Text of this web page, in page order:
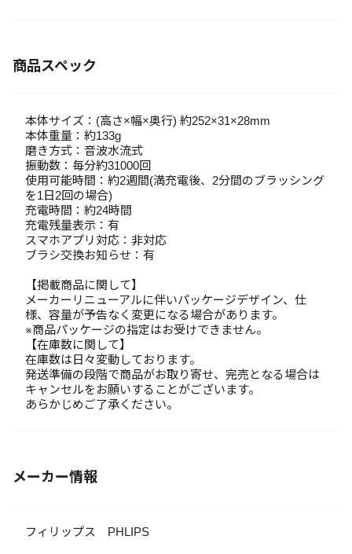
商品スペック
本体サイズ：(高さ×幅×奥行) 約252×31×28mm
本体重量：約133g
磨き方式：音波水流式
振動数：毎分約31000回
使用可能時間：約2週間(満充電後、2分間のブラッシング
を1日2回の場合)
充電時間：約24時間
充電残量表示：有
スマホアプリ対応：非対応
ブラシ交換お知らせ：有
【掲載商品に関して】
メーカーリニューアルに伴いパッケージデザイン、仕
様、容量が予告なく変更になる場合があります。
※商品パッケージの指定はお受けできません。
【在庫数に関して】
在庫数は日々変動しております。
発送準備の段階で商品がお取り寄せ、完売となる場合は
キャンセルをお願いすることがございます。
あらかじめご了承ください。
メーカー情報
フィリップス PHLIPS